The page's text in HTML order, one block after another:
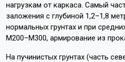
нагрузкам от каркаса. Самый
заложения с глубиной 1,2–1,8
нормальных грунтах и при
М200–М300, армирование из
На пучинистых грунтах (часть